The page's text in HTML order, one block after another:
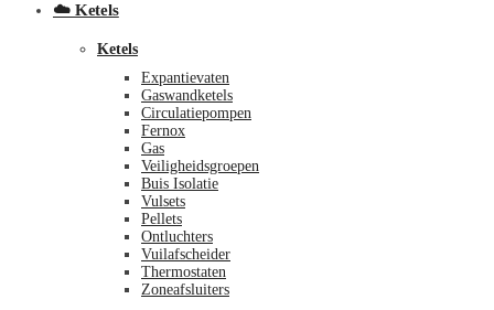
☁️ Ketels
Ketels
Expantievaten
Gaswandketels
Circulatiepompen
Fernox
Gas
Veiligheidsgroepen
Buis Isolatie
Vulsets
Pellets
Ontluchters
Vuilafscheider
Thermostaten
Zoneafsluiters